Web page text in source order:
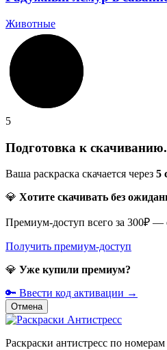
Животные
5
Подготовка к
Ваша раскраска скачается через 5
💎 Хотите скачивать без
Премиум-доступ всего за 300₽ —
Получить премиум-доступ
💎 Уже купили премиум?
🔑 Ввести код активации →
Отмена
Раскраски антистресс по